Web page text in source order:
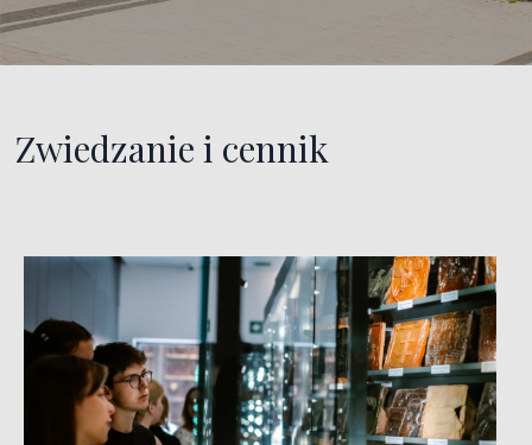
Zwiedzanie i cennik